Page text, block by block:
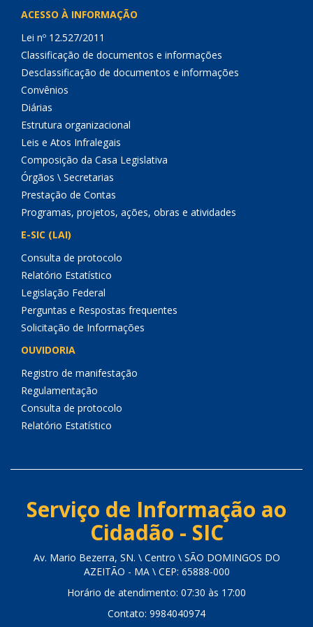
ACESSO À INFORMAÇÃO
Lei nº 12.527/2011
Classificação de documentos e informações
Desclassificação de documentos e informações
Convênios
Diárias
Estrutura organizacional
Leis e Atos Infralegais
Composição da Casa Legislativa
Órgãos \ Secretarias
Prestação de Contas
Programas, projetos, ações, obras e atividades
E-SIC (LAI)
Consulta de protocolo
Relatório Estatístico
Legislação Federal
Perguntas e Respostas frequentes
Solicitação de Informações
OUVIDORIA
Registro de manifestação
Regulamentação
Consulta de protocolo
Relatório Estatístico
Serviço de Informação ao
Cidadão - SIC
Av. Mario Bezerra, SN. \ Centro \ SÃO DOMINGOS DO
AZEITÃO - MA \ CEP: 65888-000
Horário de atendimento: 07:30 às 17:00
Contato: 9984040974